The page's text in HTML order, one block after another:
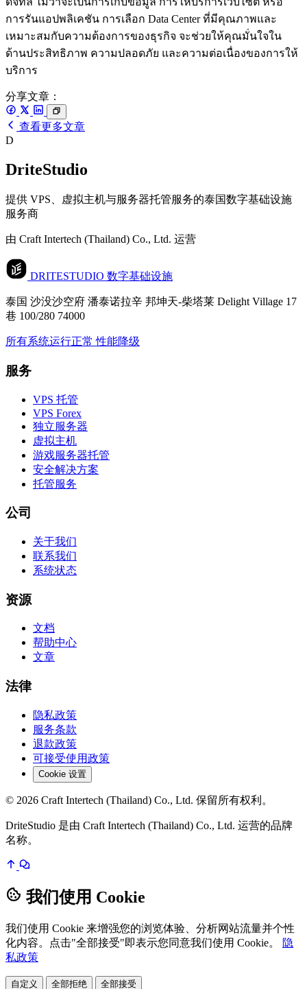
การรันแอปพลิเคชัน การเลือก Data Center ที่มีคุณภาพและ
เหมาะสมกับความต้องการของธุรกิจ จะช่วยให้คุณมั่นใจใน
ด้านประสิทธิภาพ ความปลอดภัย และความต่อเนื่องของการให้
บริการ
分享文章：
查看更多文章
D
DriteStudio
提供 VPS、虚拟主机与服务器托管服务的泰国数字基础设施
服务商
由 Craft Intertech (Thailand) Co., Ltd. 运营
DRITESTUDIO 数字基础设施
泰国 沙没沙空府 潘泰诺拉辛 邦坤天-柴塔莱 Delight Village 17
巷 100/280 74000
所有系统运行正常 性能降级
服务
VPS 托管
VPS Forex
独立服务器
虚拟主机
游戏服务器托管
安全解决方案
托管服务
公司
关于我们
联系我们
系统状态
资源
文档
帮助中心
文章
法律
隐私政策
服务条款
退款政策
可接受使用政策
Cookie 设置
© 2026 Craft Intertech (Thailand) Co., Ltd. 保留所有权利。
DriteStudio 是由 Craft Intertech (Thailand) Co., Ltd. 运营的品牌
名称。
我们使用 Cookie
我们使用 Cookie 来增强您的浏览体验、分析网站流量并个性
化内容。点击"全部接受"即表示您同意我们使用 Cookie。
隐
私政策
自定义 全部拒绝 全部接受